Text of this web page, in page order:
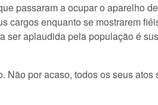
passaram a ocupar o aparelho
cargos enquanto se mostrarem
ser aplaudida pela população é
Não por acaso, todos os seus atos